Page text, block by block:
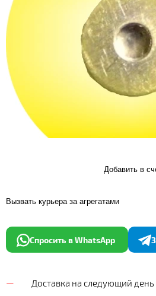
Добавить в
Вызвать курьера за агрегатами
Спросить в WhatsApp
Доставка на следующий день